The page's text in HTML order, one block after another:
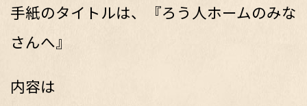
手紙のタイトルは、『ろう人ホームのみな
さんへ』
内容は